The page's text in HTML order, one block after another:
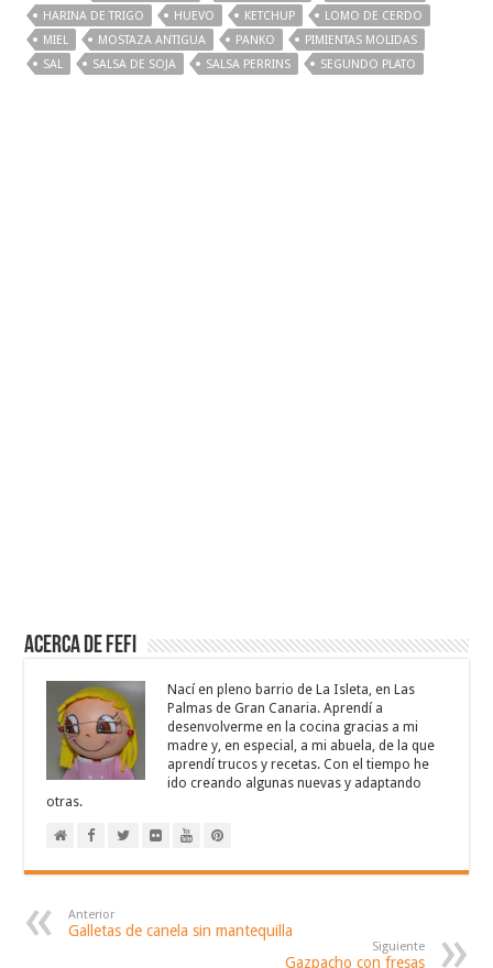
HARINA DE TRIGO
HUEVO KETCHUP
LOMO DE CERDO
MIEL
MOSTAZA ANTIGUA PANKO
PIMIENTAS MOLIDAS
SAL
SALSA DE SOJA SALSA PERRINS SEGUNDO PLATO
Acerca de Fefi
Nací en pleno barrio de La Isleta, en Las
Palmas de Gran Canaria. Aprendí a
desenvolverme en la cocina gracias a mi
madre y, en especial, a mi abuela, de la que
aprendí trucos y recetas. Con el tiempo he
ido creando algunas nuevas y adaptando
otras.
Anterior
Galletas de canela sin mantequilla
Siguiente
Gazpacho con fresas